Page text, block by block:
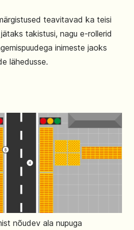
teavitavad ka teisi
takistusi, nagu e-rollerid
inimeste jaoks
lähedusse.
nõudev ala nupuga